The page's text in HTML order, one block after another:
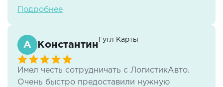
перевозок, идут на встречу , по документации
Виктории - человек, с которым просто
приятно работать!
Подробнее
Константин
Гугл Карты
Имел честь сотрудничать с ЛогистикАвто.
Очень быстро предоставили нужную